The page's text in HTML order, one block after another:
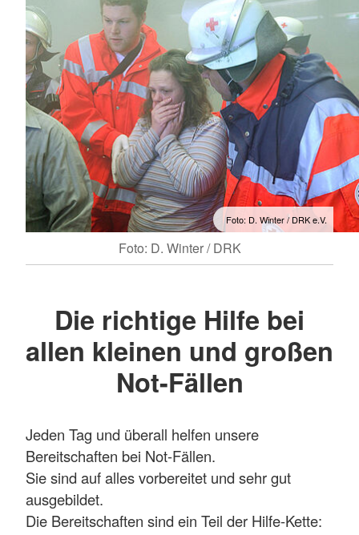
Foto: D. Winter / DRK e.V.
Foto: D. Winter / DRK
Die richtige Hilfe bei
allen kleinen und großen
Not-Fällen
Jeden Tag und überall helfen unsere
Bereitschaften bei Not-Fällen.
Sie sind auf alles vorbereitet und sehr gut
ausgebildet.
Die Bereitschaften sind ein Teil der Hilfe-Kette: